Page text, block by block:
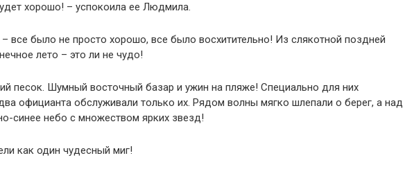
хорошо! – успокоила ее Людмила.
все было не просто хорошо, все было восхитительно! Из слякотной поздней
лето – это ли не чудо!
песок. Шумный восточный базар и ужин на пляже! Специально для них
официанта обслуживали только их. Рядом волны мягко шлепали о берег, а над
синее небо с множеством ярких звезд!
как один чудесный миг!